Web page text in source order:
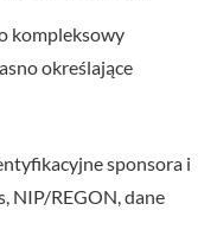
kompleksowy
określające
sponsora i
NIP/REGON, dane